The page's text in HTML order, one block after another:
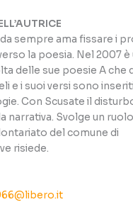
sempre ama fissare i
la poesia. Nel 2007 è
delle sue poesie A che
e i suoi versi sono
Con Scusate il
narrativa. Svolge un ruolo
del comune di
risiede.